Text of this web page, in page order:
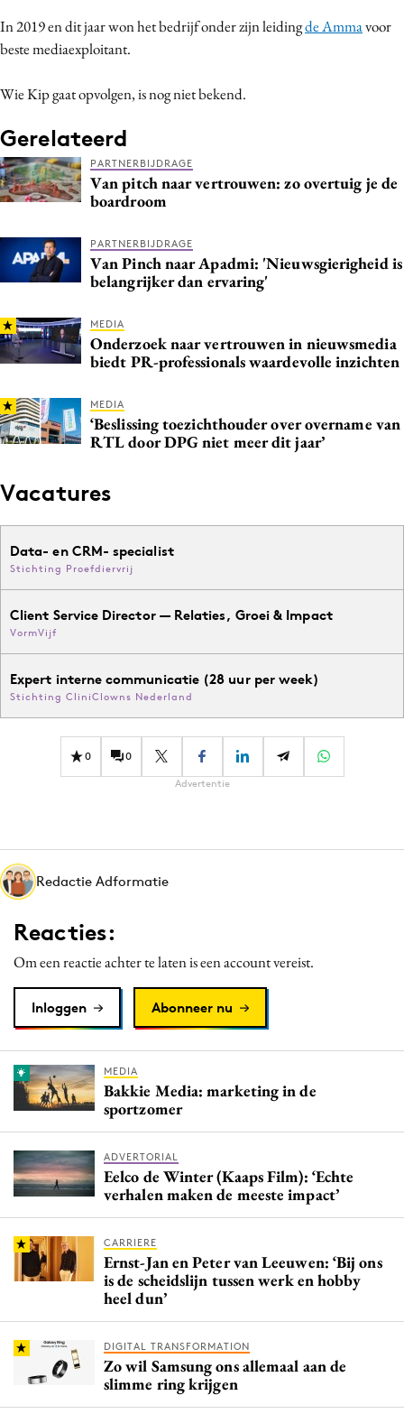
Influencer marketing
Interne communicatie
Martech
Merkstrategie
PR
Programmatic
Reputatie & crisis
In 2019 en dit jaar won het bedrijf onder zijn leidingde Ammavoor
beste mediaexploitant.
Wie Kip gaat opvolgen, is nog niet bekend.
Gerelateerd
PARTNERBIJDRAGE
Van pitch naar vertrouwen: zo overtuig je de
boardroom
PARTNERBIJDRAGE
Van Pinch naar Apadmi: 'Nieuwsgierigheid is
belangrijker dan ervaring'
MEDIA
Onderzoek naar vertrouwen in nieuwsmedia
biedt PR-professionals waardevolle inzichten
MEDIA
‘Beslissing toezichthouder over overname van
RTL door DPG niet meer dit jaar’
Vacatures
Data- en CRM- specialist
Stichting Proefdiervrij
Client Service Director — Relaties, Groei & Impact
VormVijf
Expert interne communicatie (28 uur per week)
Stichting CliniClowns Nederland
0 0
Advertentie
Redactie Adformatie
Reacties:
Om een reactie achter te laten is een account vereist.
Inloggen Abonneer nu
MEDIA
Bakkie Media: marketing in de
sportzomer
ADVERTORIAL
Eelco de Winter (Kaaps Film): ‘Echte
verhalen maken de meeste impact’
CARRIERE
Ernst-Jan en Peter van Leeuwen: ‘Bij ons
is de scheidslijn tussen werk en hobby
heel dun’
DIGITAL TRANSFORMATION
Zo wil Samsung ons allemaal aan de
slimme ring krijgen